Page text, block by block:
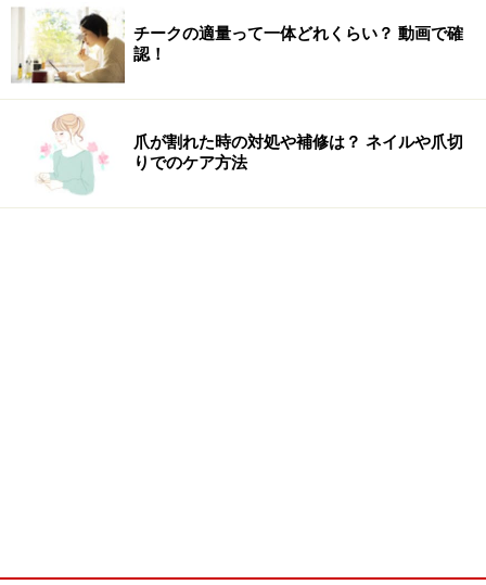
チークの適量って一体どれくらい？ 動画で確
認！
爪が割れた時の対処や補修は？ ネイルや爪切
りでのケア方法